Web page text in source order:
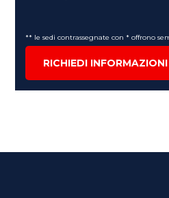
** le sedi contrassegnate con * offrono
RICHIEDI INFORMAZIONI